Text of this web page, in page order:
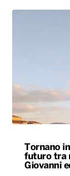
Tornano
futuro tra
Giovanni